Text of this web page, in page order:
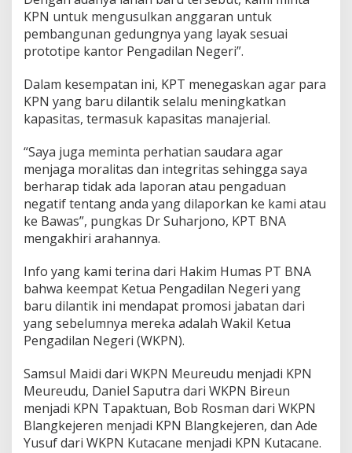
KPN untuk mengusulkan anggaran untuk
pembangunan gedungnya yang layak sesuai
prototipe kantor Pengadilan Negeri”.
Dalam kesempatan ini, KPT menegaskan agar para
KPN yang baru dilantik selalu meningkatkan
kapasitas, termasuk kapasitas manajerial.
“Saya juga meminta perhatian saudara agar
menjaga moralitas dan integritas sehingga saya
berharap tidak ada laporan atau pengaduan
negatif tentang anda yang dilaporkan ke kami atau
ke Bawas”, pungkas Dr Suharjono, KPT BNA
mengakhiri arahannya.
Info yang kami terina dari Hakim Humas PT BNA
bahwa keempat Ketua Pengadilan Negeri yang
baru dilantik ini mendapat promosi jabatan dari
yang sebelumnya mereka adalah Wakil Ketua
Pengadilan Negeri (WKPN).
Samsul Maidi dari WKPN Meureudu menjadi KPN
Meureudu, Daniel Saputra dari WKPN Bireun
menjadi KPN Tapaktuan, Bob Rosman dari WKPN
Blangkejeren menjadi KPN Blangkejeren, dan Ade
Yusuf dari WKPN Kutacane menjadi KPN Kutacane.